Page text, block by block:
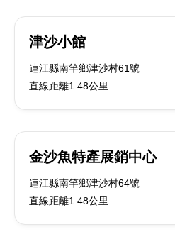
津沙小館
連江縣南竿鄉津沙村61號
直線距離1.48公里
金沙魚特產展銷中心
連江縣南竿鄉津沙村64號
直線距離1.48公里